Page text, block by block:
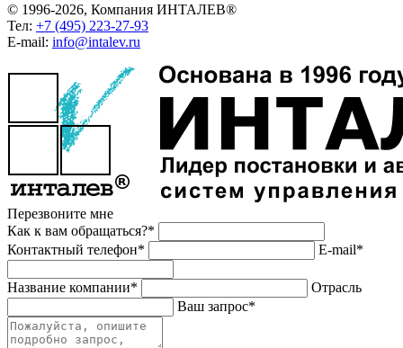
© 1996-2026, Компания ИНТАЛЕВ®
Тел: +7 (495) 223-27-93
E-mail: info@intalev.ru
Перезвоните мне
Как к вам обращаться?*
Контактный телефон*
E-mail*
Название компании*
Отрасль
Ваш запрос*